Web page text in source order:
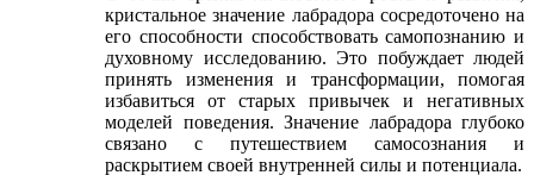
кристальное значение лабрадора сосредоточено на
его способности способствовать самопознанию и
духовному исследованию. Это побуждает людей
принять изменения и трансформации, помогая
избавиться от старых привычек и негативных
моделей поведения. Значение лабрадора глубоко
связано с путешествием самосознания и
раскрытием своей внутренней силы и потенциала.